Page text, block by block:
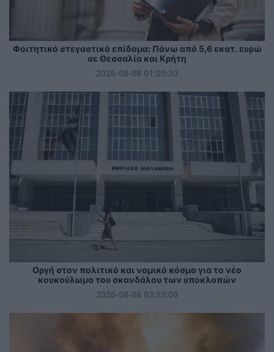
Φοιτητικό στεγαστικό επίδομα: Πάνω από 5,6 εκατ. ευρώ
σε Θεσσαλία και Κρήτη
2026-08-08 01:05:20
Οργή στον πολιτικό και νομικό κόσμο για το νέο
κουκούλωμα του σκανδάλου των υποκλοπών
2026-08-08 03:53:00